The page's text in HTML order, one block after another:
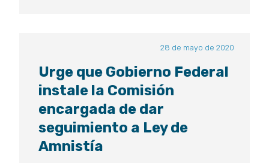
28 de mayo de 2020
Urge que Gobierno Federal
instale la Comisión
encargada de dar
seguimiento a Ley de
Amnistía